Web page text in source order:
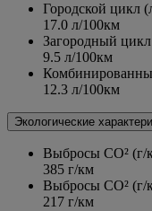
Городской цикл
17.0 л/100км
Загородный
9.5 л/100км
12.3 л/100км
Экологические
Выбросы CO² (г/
385 г/км
Выбросы CO² (г/
217 г/км